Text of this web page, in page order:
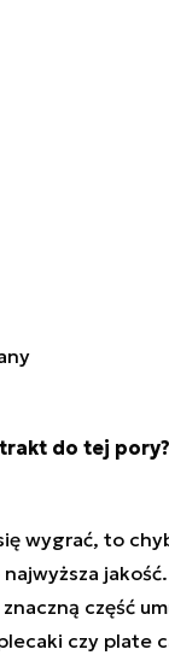
do tej pory?
wygrać, to
część
czy plate